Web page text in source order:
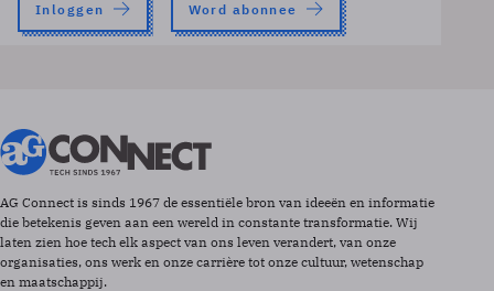
Inloggen Word abonnee
AG Connect is sinds 1967 de essentiële bron van ideeën en informatie
die betekenis geven aan een wereld in constante transformatie. Wij
laten zien hoe tech elk aspect van ons leven verandert, van onze
organisaties, ons werk en onze carrière tot onze cultuur, wetenschap
en maatschappij.